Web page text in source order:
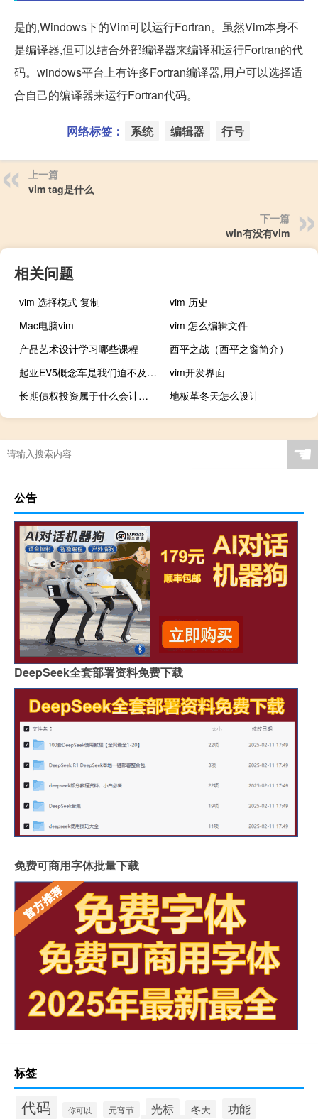
是的,Windows下的Vim可以运行Fortran。虽然Vim本身不
是编译器,但可以结合外部编译器来编译和运行Fortran的代
码。windows平台上有许多Fortran编译器,用户可以选择适
合自己的编译器来运行Fortran代码。
网络标签： 系统 编辑器 行号
上一篇
vim tag是什么
下一篇
win有没有vim
相关问题
vim 选择模式 复制
vim 历史
Mac电脑vim
vim 怎么编辑文件
产品艺术设计学习哪些课程
西平之战（西平之窗简介）
起亚EV5概念车是我们迫不及待的又一款电动汽车
vim开发界面
长期债权投资属于什么会计科目
地板革冬天怎么设计
☚
公告
DeepSeek全套部署资料免费下载
免费可商用字体批量下载
标签
代码 你可以 元宵节 光标 冬天 功能